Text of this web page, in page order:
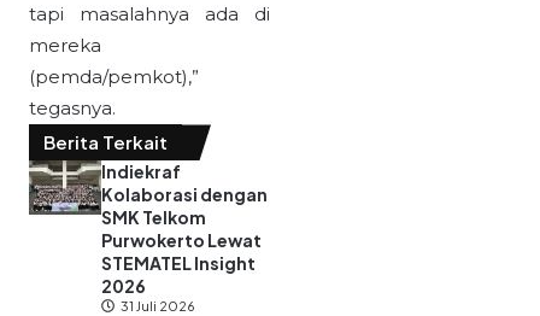
tapi masalahnya ada di
mereka
(pemda/pemkot),”
tegasnya.
Berita Terkait
Indiekraf
Kolaborasi dengan
SMK Telkom
Purwokerto Lewat
STEMATEL Insight
2026
31 Juli 2026